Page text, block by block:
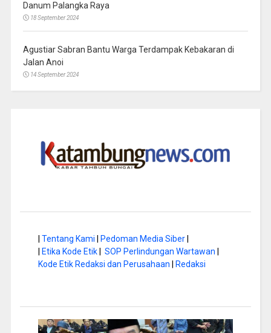
Danum Palangka Raya
18 September 2024
Agustiar Sabran Bantu Warga Terdampak Kebakaran di
Jalan Anoi
14 September 2024
Tentang Kami Pedoman Media Siber|
Etika Kode Etik| SOP Perlindungan Wartawan
Kode Etik Redaksi dan Perusahaan
Redaksi